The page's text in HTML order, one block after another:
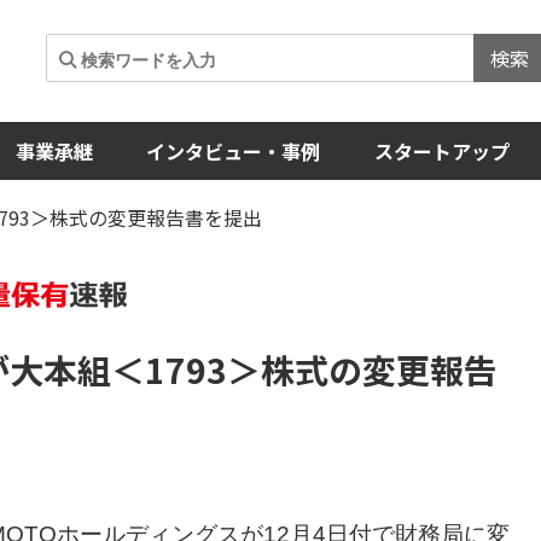
検索
事業承継 インタビュー・事例 スタートアップ
＞株式の変更報告書を提出
本組＜1793＞株式の変更報告
ホールディングスが12月4日付で財務局に変